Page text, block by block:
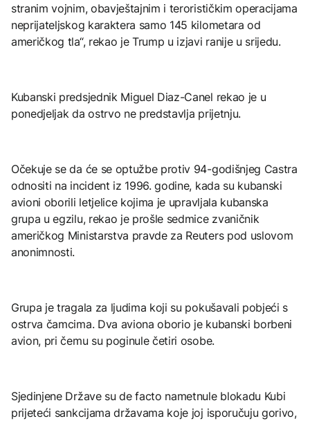
stranim vojnim, obavještajnim i terorističkim operacijama
neprijateljskog karaktera samo 145 kilometara od
američkog tla“, rekao je Trump u izjavi ranije u srijedu.
Kubanski predsjednik Miguel Diaz-Canel rekao je u
ponedjeljak da ostrvo ne predstavlja prijetnju.
Očekuje se da će se optužbe protiv 94-godišnjeg Castra
odnositi na incident iz 1996. godine, kada su kubanski
avioni oborili letjelice kojima je upravljala kubanska
grupa u egzilu, rekao je prošle sedmice zvaničnik
američkog Ministarstva pravde za Reuters pod uslovom
anonimnosti.
Grupa je tragala za ljudima koji su pokušavali pobjeći s
ostrva čamcima. Dva aviona oborio je kubanski borbeni
avion, pri čemu su poginule četiri osobe.
Sjedinjene Države su de facto nametnule blokadu Kubi
prijeteći sankcijama državama koje joj isporučuju gorivo,